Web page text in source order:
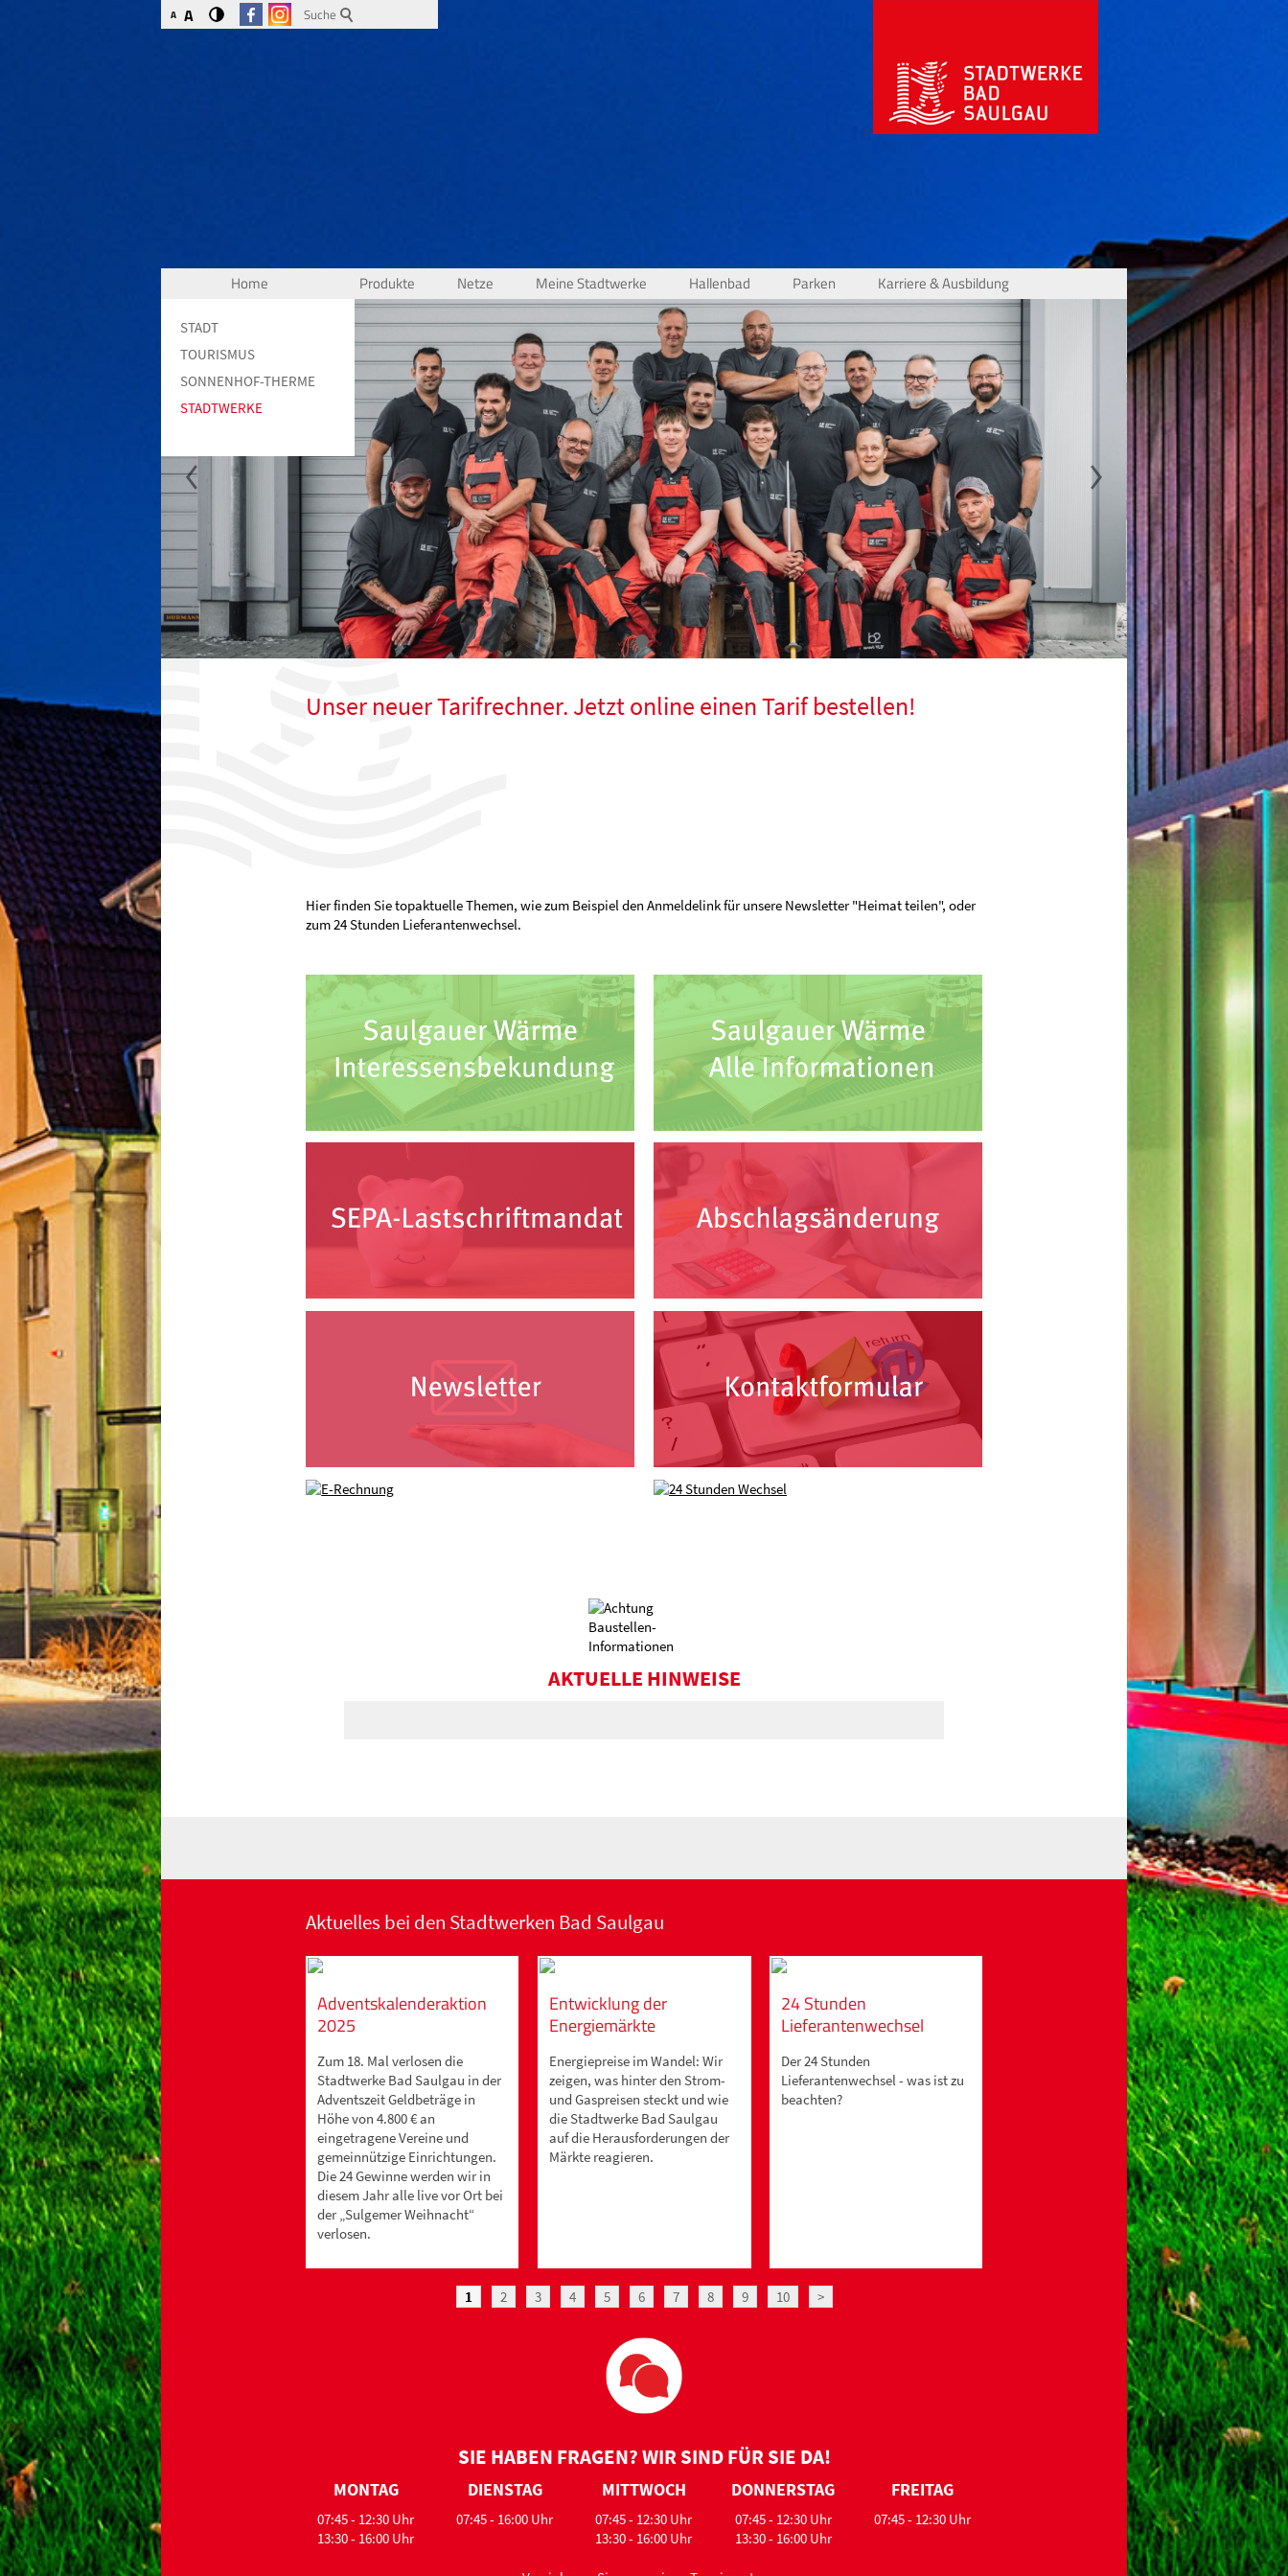
A A Suche
Home Produkte Netze Meine Stadtwerke Hallenbad Parken Karriere & Ausbildung
STADT
TOURISMUS
SONNENHOF-THERME
STADTWERKE
Unser neuer Tarifrechner. Jetzt online einen Tarif bestellen!
Hier finden Sie topaktuelle Themen, wie zum Beispiel den Anmeldelink für unsere Newsletter "Heimat teilen", oder
zum 24 Stunden Lieferantenwechsel.
AKTUELLE HINWEISE
Aktuelles bei den Stadtwerken Bad Saulgau
Adventskalenderaktion
2025
Zum 18. Mal verlosen die
Stadtwerke Bad Saulgau in der
Adventszeit Geldbeträge in
Höhe von 4.800 € an
eingetragene Vereine und
gemeinnützige Einrichtungen.
Die 24 Gewinne werden wir in
diesem Jahr alle live vor Ort bei
der „Sulgemer Weihnacht“
verlosen.
Entwicklung der
Energiemärkte
Energiepreise im Wandel: Wir
zeigen, was hinter den Strom-
und Gaspreisen steckt und wie
die Stadtwerke Bad Saulgau
auf die Herausforderungen der
Märkte reagieren.
24 Stunden
Lieferantenwechsel
Der 24 Stunden
Lieferantenwechsel - was ist zu
beachten?
1 2 3 4 5 6 7 8 9 10 >
SIE HABEN FRAGEN? WIR SIND FÜR SIE DA!
MONTAG
07:45 - 12:30 Uhr
13:30 - 16:00 Uhr
DIENSTAG
07:45 - 16:00 Uhr
MITTWOCH
07:45 - 12:30 Uhr
13:30 - 16:00 Uhr
DONNERSTAG
07:45 - 12:30 Uhr
13:30 - 16:00 Uhr
FREITAG
07:45 - 12:30 Uhr